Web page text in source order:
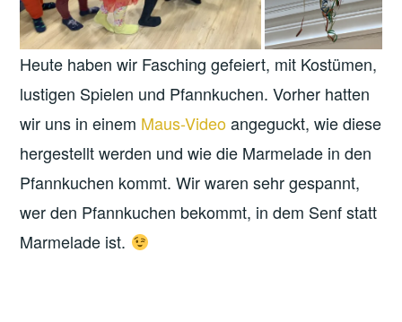
Heute haben wir Fasching gefeiert, mit Kostümen,
lustigen Spielen und Pfannkuchen. Vorher hatten
wir uns in einem Maus-Videoangeguckt, wie diese
hergestellt werden und wie die Marmelade in den
Pfannkuchen kommt. Wir waren sehr gespannt,
wer den Pfannkuchen bekommt, in dem Senf statt
Marmelade ist.